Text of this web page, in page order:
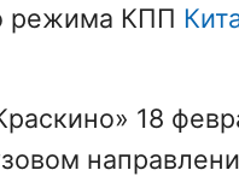
режима КПП
18